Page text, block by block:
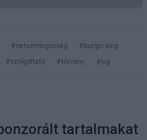
#netsemlegesség
#burger king
#szolgáltató #törvény #jog
tartalmakat